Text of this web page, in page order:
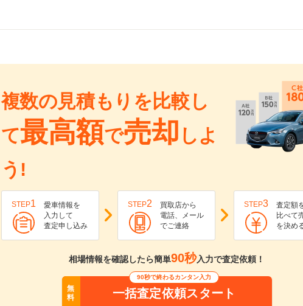
複数の見積もりを比較し
て最高額で売却 しよ
う!
STEP1
愛車情報を
入力して
査定申し込み
STEP2
買取店から
電話、メール
でご連絡
STEP3
査定額
比べて
を決め
相場情報を確認したら簡単90秒入力で査定依頼！
無
料
90秒で終わるカンタン入力
一括査定依頼スタート